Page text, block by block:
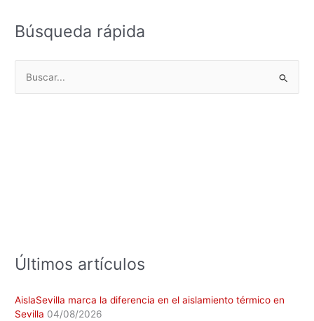
Búsqueda rápida
Últimos artículos
AislaSevilla marca la diferencia en el aislamiento térmico en
Sevilla 04/08/2026